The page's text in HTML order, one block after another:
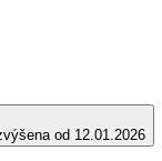
od 12.01.2026